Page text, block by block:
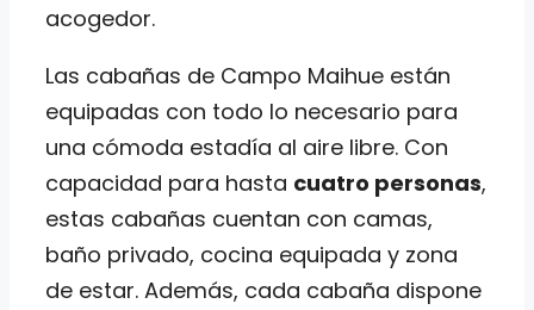
acogedor.
Las cabañas de Campo Maihue están
equipadas con todo lo necesario para
una cómoda estadía al aire libre. Con
capacidad para hasta cuatro personas,
estas cabañas cuentan con camas,
baño privado, cocina equipada y zona
de estar. Además, cada cabaña dispone